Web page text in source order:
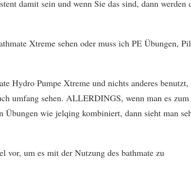
damit sein und wenn Sie das sind, dann werden
Xtreme sehen oder muss ich PE Übungen,
Hydro Pumpe Xtreme und nichts anderes benutzt,
umfang sehen. ALLERDINGS, wenn man es zum
Übungen wie jelqing kombiniert, dann sieht man
vor, um es mit der Nutzung des bathmate zu